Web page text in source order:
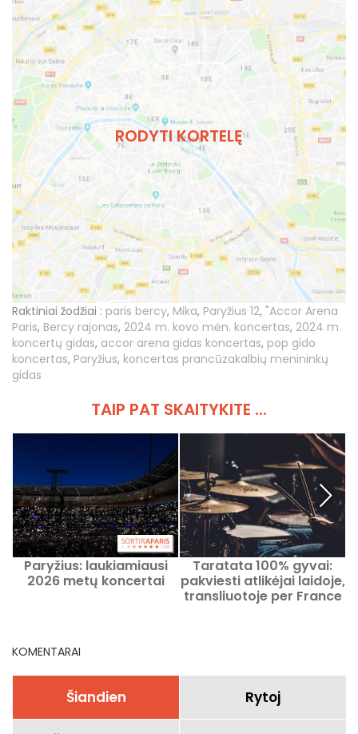
RODYTI KORTELĘ
Raktiniai žodžiai : paris bercy, Mika, Paryžius 12, "Accor Arena
Paris, Bercy rajonas, 2024 m. kovo mėn. koncertas, 2024 m.
koncertų gidas, accor arena gidas koncertas, pop gido
koncertas, Paryžius, koncertas prancūzakalbių menininkų
gidas
TAIP PAT SKAITYKITE ...
Paryžius: laukiamiausi
2026 metų koncertai
Taratata 100% gyvai:
pakviesti atlikėjai laidoje,
transliuotoje per France
KOMENTARAI
Šiandien Rytoj